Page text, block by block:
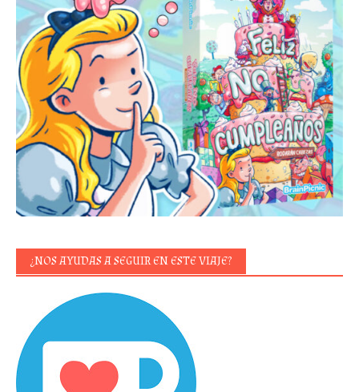
¿NOS AYUDAS A SEGUIR EN ESTE VIAJE?